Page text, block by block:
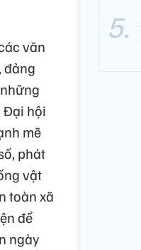
văn
đảng
Đại hội
mẽ
phát
vật
toàn xã
để
ngày